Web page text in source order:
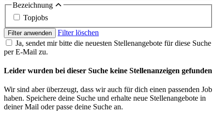
Bezeichnung
Topjobs
Filter anwenden
Filter löschen
Ja, sendet mir bitte die neuesten Stellenangebote für diese Suche
per E-Mail zu.
Leider wurden bei dieser Suche keine Stellenanzeigen gefunden
Wir sind aber überzeugt, dass wir auch für dich einen passenden Job
haben. Speichere deine Suche und erhalte neue Stellenangebote in
deiner Mail oder passe deine Suche an.